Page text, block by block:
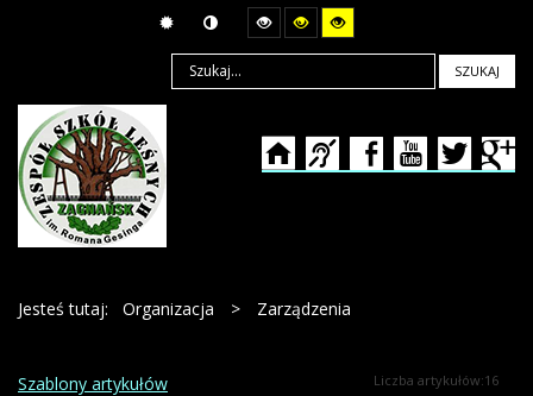
SZUKAJ
Jesteś tutaj: Organizacja > Zarządzenia
Szablony artykułów Liczba artykułów:16